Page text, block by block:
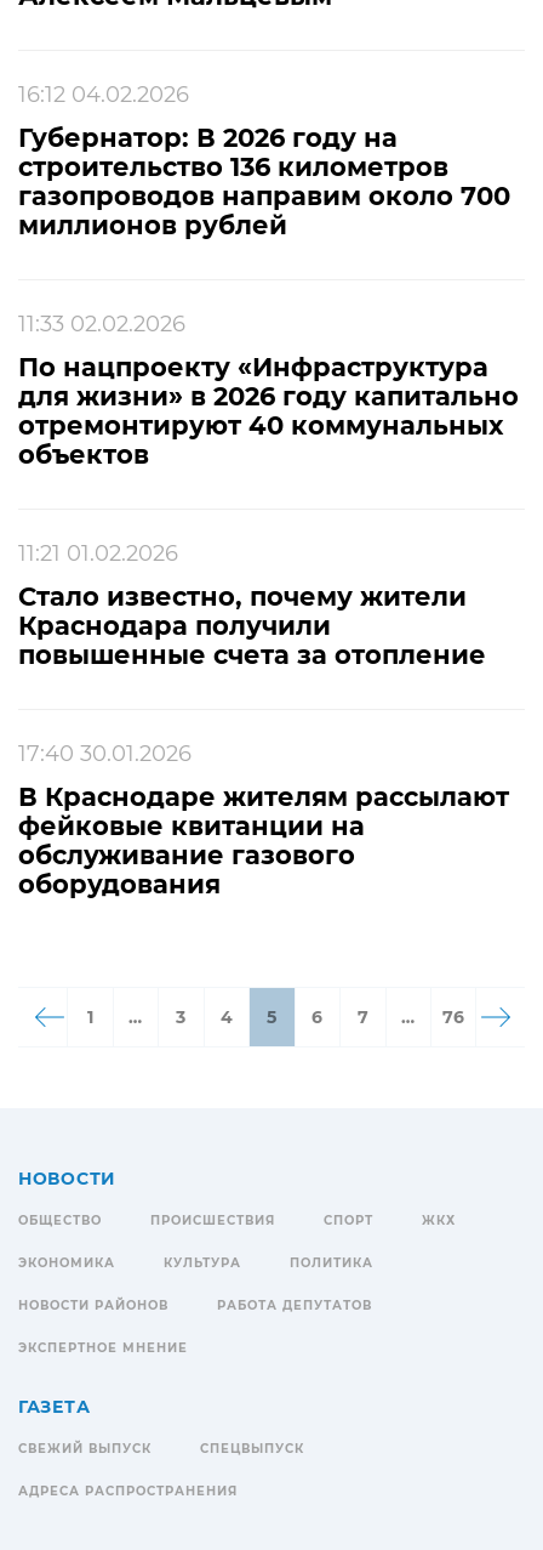
16:12 04.02.2026
Губернатор: В 2026 году на
строительство 136 километров
газопроводов направим около 700
миллионов рублей
11:33 02.02.2026
По нацпроекту «Инфраструктура
для жизни» в 2026 году капитально
отремонтируют 40 коммунальных
объектов
11:21 01.02.2026
Стало известно, почему жители
Краснодара получили
повышенные счета за отопление
17:40 30.01.2026
В Краснодаре жителям рассылают
фейковые квитанции на
обслуживание газового
оборудования
1 … 3 4 5 6 7 … 76
НОВОСТИ
ОБЩЕСТВО ПРОИСШЕСТВИЯ СПОРТ ЖКХ
ЭКОНОМИКА КУЛЬТУРА ПОЛИТИКА
НОВОСТИ РАЙОНОВ РАБОТА ДЕПУТАТОВ
ЭКСПЕРТНОЕ МНЕНИЕ
ГАЗЕТА
СВЕЖИЙ ВЫПУСК СПЕЦВЫПУСК
АДРЕСА РАСПРОСТРАНЕНИЯ